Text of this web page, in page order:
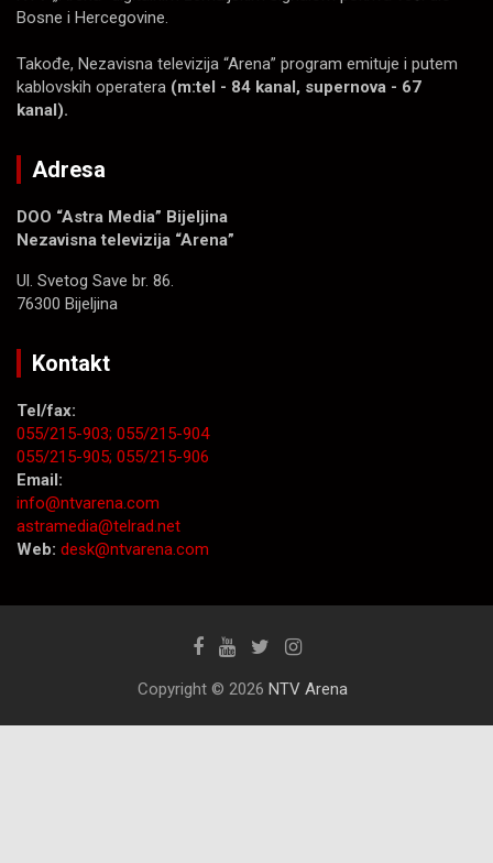
Bosne i Hercegovine.
Takođe, Nezavisna televizija “Arena” program emituje i putem
kablovskih operatera (m:tel - 84 kanal, supernova - 67
kanal).
Adresa
DOO “Astra Media” Bijeljina
Nezavisna televizija “Arena”
Ul. Svetog Save br. 86.
76300 Bijeljina
Kontakt
Tel/fax:
055/215-903; 055/215-904
055/215-905; 055/215-906
Email:
info@ntvarena.com
astramedia@telrad.net
Web: desk@ntvarena.com
Copyright © 2026 NTV Arena